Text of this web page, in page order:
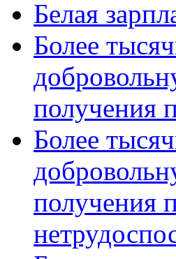
Белая
Более
получения
Более
получения